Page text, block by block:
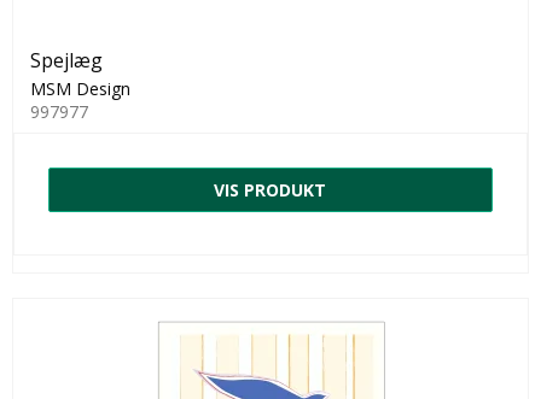
Spejlæg
MSM Design
997977
VIS PRODUKT